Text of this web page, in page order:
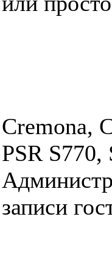
Cremona,
PSR
записи